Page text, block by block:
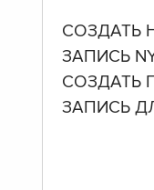
СОЗДАТЬ
ЗАПИСЬ
СОЗДАТЬ
ЗАПИСЬ